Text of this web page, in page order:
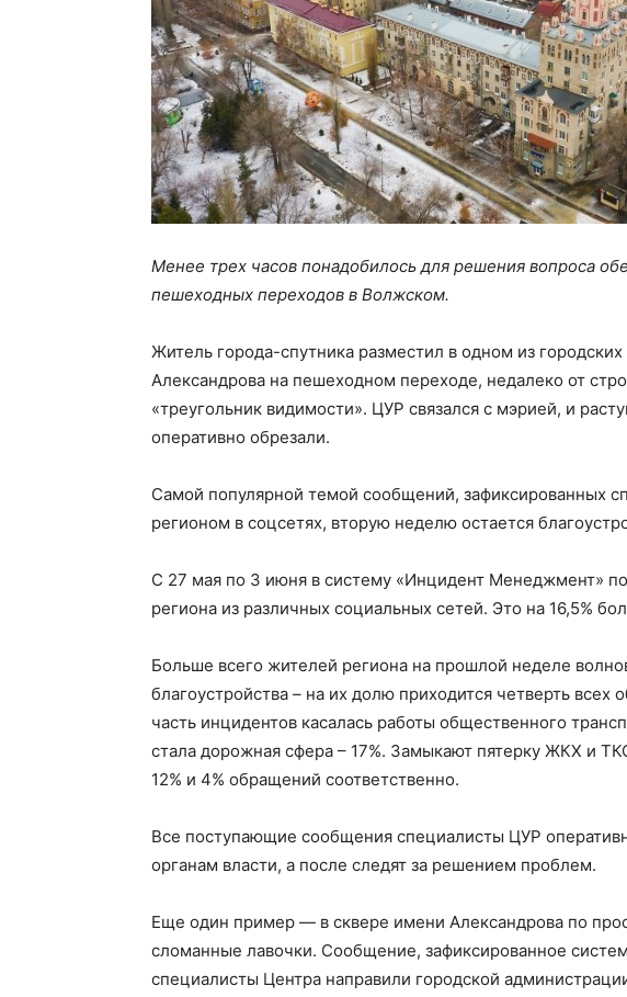
Менее трех часов понадобилось для решения вопроса
пешеходных переходов в Волжском.
Житель города-спутника разместил в одном из
Александрова на пешеходном переходе, недалеко от
«треугольник видимости». ЦУР связался с мэрией, и
оперативно обрезали.
Самой популярной темой сообщений, зафиксированных
регионом в соцсетях, вторую неделю остается
С 27 мая по 3 июня в систему «Инцидент Менеджмент»
региона из различных социальных сетей. Это на 16,5%
Больше всего жителей региона на прошлой неделе
благоустройства – на их долю приходится четверть
часть инцидентов касалась работы общественного
стала дорожная сфера – 17%. Замыкают пятерку ЖКХ и
12% и 4% обращений соответственно.
Все поступающие сообщения специалисты ЦУР
органам власти, а после следят за решением проблем.
Еще один пример — в сквере имени Александрова по
сломанные лавочки. Сообщение, зафиксированное
специалисты Центра направили городской